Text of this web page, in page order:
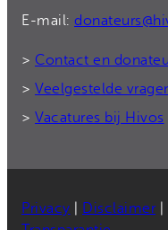
E-mail:
> Contact en
> Veelgestelde
> Vacatures bij Hivos
Privacy Disclaimer|